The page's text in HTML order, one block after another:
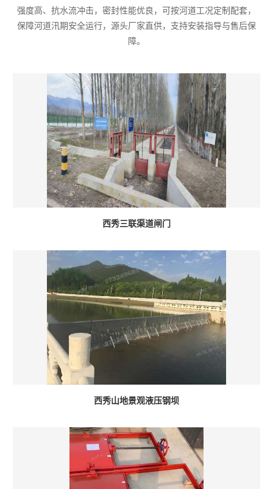
强度高、抗水流冲击，密封性能优良，可按河道工况定制配套，
保障河道汛期安全运行，源头厂家直供，支持安装指导与售后保
障。
西秀三联渠道闸门
西秀山地景观液压钢坝